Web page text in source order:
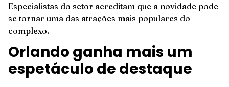
Especialistas do setor acreditam que a novidade pode
se tornar uma das atrações mais populares do
complexo.
Orlando ganha mais um
espetáculo de destaque